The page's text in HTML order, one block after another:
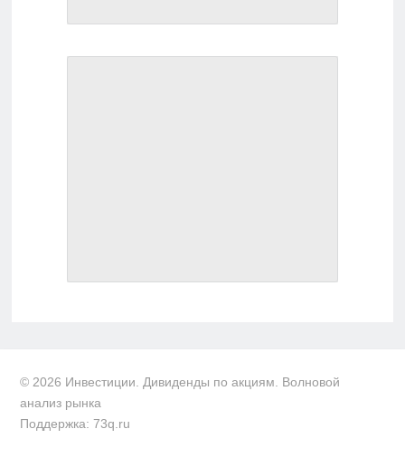
© 2026 Инвестиции. Дивиденды по акциям. Волновой
анализ рынка
Поддержка: 73q.ru